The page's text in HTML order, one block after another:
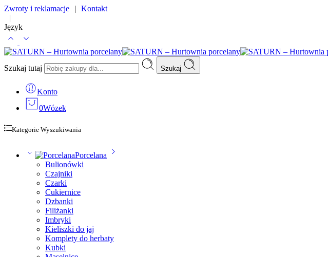
Zwroty i reklamacje |
Kontakt
|
Język
Szukaj tutaj Szukaj
Konto
0Wózek
Kategorie Wyszukiwania
Porcelana
Bulionówki
Czajniki
Czarki
Cukiernice
Dzbanki
Filiżanki
Imbryki
Kieliszki do jaj
Komplety do herbaty
Kubki